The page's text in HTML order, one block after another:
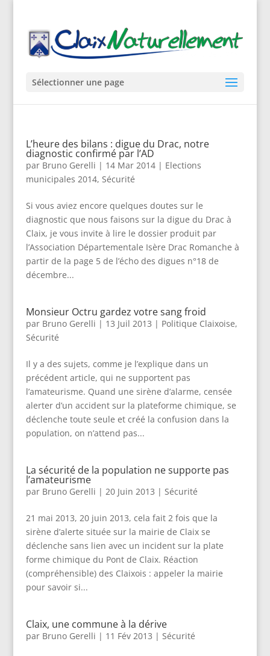
Sélectionner une page
L’heure des bilans : digue du Drac, notre
diagnostic confirmé par l’AD
par Bruno Gerelli | 14 Mar 2014| Elections
municipales 2014, Sécurité
Si vous aviez encore quelques doutes sur le
diagnostic que nous faisons sur la digue du Drac à
Claix, je vous invite à lire le dossier produit par
l’Association Départementale Isère Drac Romanche à
partir de la page 5 de l’écho des digues n°18 de
décembre...
Monsieur Octru gardez votre sang froid
par Bruno Gerelli | 13 Juil 2013 | Politique Claixoise,
Sécurité
Il y a des sujets, comme je l’explique dans un
précédent article, qui ne supportent pas
l’amateurisme. Quand une sirène d’alarme, censée
alerter d’un accident sur la plateforme chimique, se
déclenche toute seule et créé la confusion dans la
population, on n’attend pas...
La sécurité de la population ne supporte pas
l’amateurisme
par Bruno Gerelli | 20 Juin 2013 | Sécurité
21 mai 2013, 20 juin 2013, cela fait 2 fois que la
sirène d’alerte située sur la mairie de Claix se
déclenche sans lien avec un incident sur la plate
forme chimique du Pont de Claix. Réaction
(compréhensible) des Claixois : appeler la mairie
pour savoir si...
Claix, une commune à la dérive
par Bruno Gerelli | 11 Fév 2013 | Sécurité